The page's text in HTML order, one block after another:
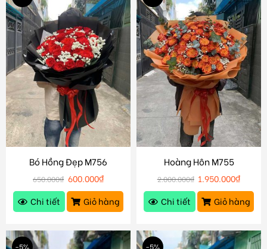
Bó Hồng Đẹp M756
650.000₫ 600.000₫
Chi tiết
Giỏ hàng
Hoàng Hôn M755
2.000.000₫ 1.950.000₫
Chi tiết
Giỏ hàng
-5% -5%